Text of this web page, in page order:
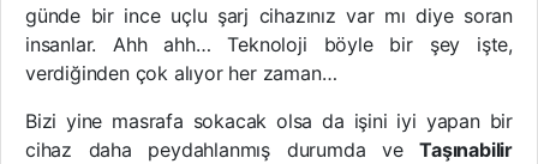
günde bir ince uçlu şarj cihazınız var mı diye soran
insanlar. Ahh ahh… Teknoloji böyle bir şey işte,
verdiğinden çok alıyor her zaman…
Bizi yine masrafa sokacak olsa da işini iyi yapan bir
cihaz daha peydahlanmış durumda veTaşınabilir